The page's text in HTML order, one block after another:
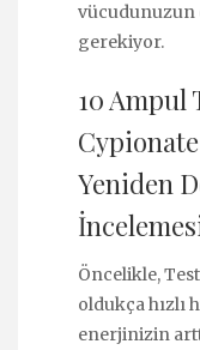
vücudunuzun
gerekiyor.
10 Ampul
Yeniden
Öncelikle,
oldukça hızlı
enerjinizin